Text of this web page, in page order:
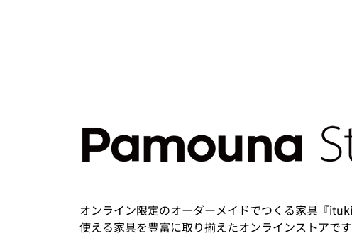
オンライン限定のオーダーメイドでつくる家具『
使える家具を豊富に取り揃えたオンラインストアです